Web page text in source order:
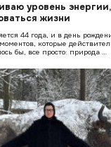
уровень
жизни
44 года, и в день
которые
бы, все просто: природа …